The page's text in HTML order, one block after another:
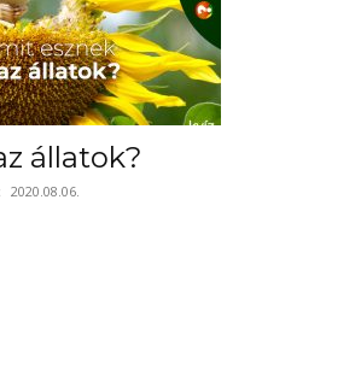
állatok?
2020.08.06.